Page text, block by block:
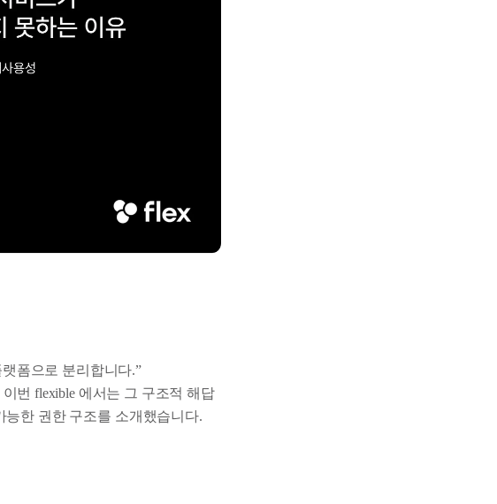
폼으로 분리합니다.”
번 flexible 에서는 그 구조적 해답
능한 권한 구조를 소개했습니다.